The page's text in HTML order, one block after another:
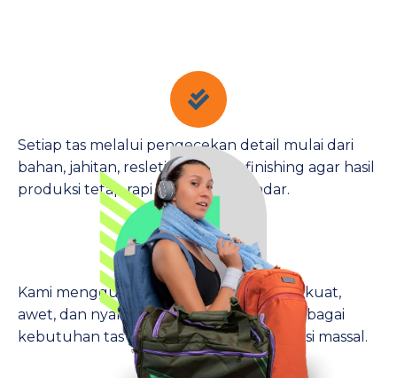
Setiap tas melalui pengecekan detail mulai dari
bahan, jahitan, resleting, hingga finishing agar hasil
produksi tetap rapi dan sesuai standar.
Kami menggunakan bahan pilihan yang kuat,
awet, dan nyaman digunakan untuk berbagai
kebutuhan tas custom maupun produksi massal.